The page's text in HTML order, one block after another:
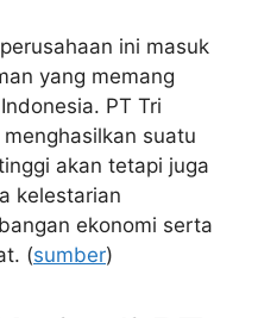
ini masuk
yang memang
PT Tri
suatu
akan tetapi juga
kelestarian
ekonomi serta
(sumber)